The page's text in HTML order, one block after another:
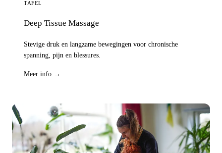
TAFEL
Deep Tissue Massage
Stevige druk en langzame bewegingen voor chronische
spanning, pijn en blessures.
Meer info →